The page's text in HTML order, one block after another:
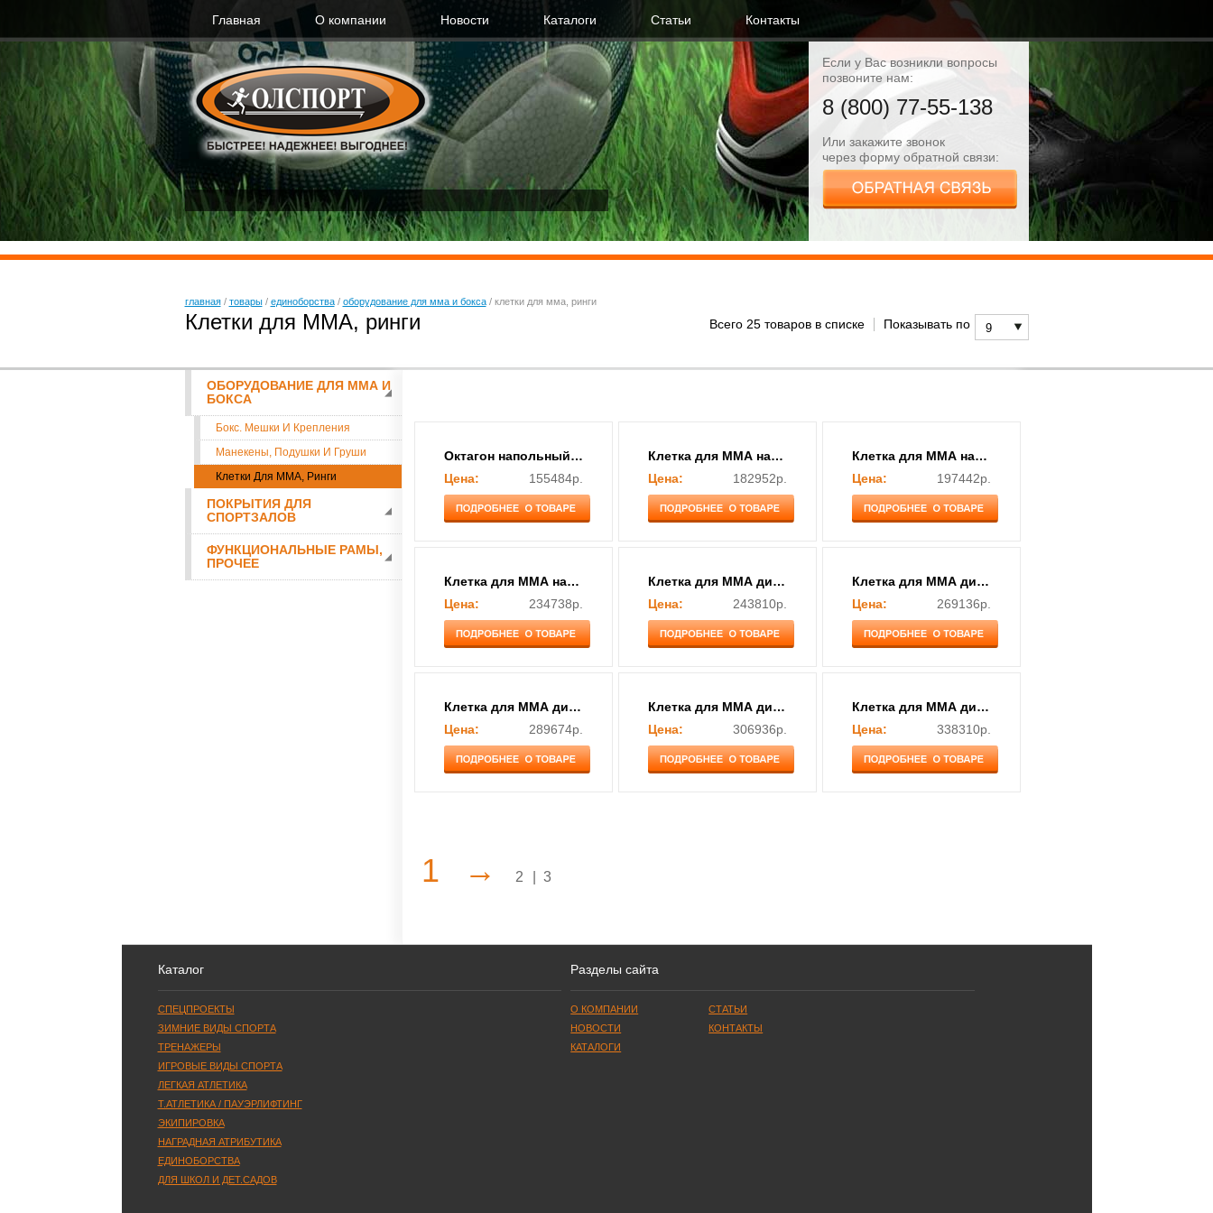
Главная О компании Новости Каталоги Cтатьи Контакты
Если у Вас возникли вопросы
позвоните нам:
8 (800) 77-55-138
Или закажите звонок
через форму обратной связи:
главная/ товары/ единоборства/ оборудование для мма и бокса/ клетки для мма, ринги
Клетки для ММА, ринги Всего 25 товаров в списке Показывать по 9
ОБОРУДОВАНИЕ ДЛЯ ММА И
БОКСА
Бокс. Мешки И Крепления
Манекены, Подушки И Груши
Клетки Для ММА, Ринги
ПОКРЫТИЯ ДЛЯ
СПОРТЗАЛОВ
ФУНКЦИОНАЛЬНЫЕ РАМЫ,
ПРОЧЕЕ
Октагон напольный быстросборный "EasyCage"
Цена:
155484р.
Клетка для ММА напольная 5 м.
Цена:
182952р.
Клетка для ММА напольная 6 м.
Цена:
197442р.
Клетка для ММА напольная 7 м.
Цена:
234738р.
Клетка для ММА диам. 5 м., на малом подиуме 0,5 м.
Цена:
243810р.
Клетка для ММА диам. 6 м., на малом подиуме 0,5 м.
Цена:
269136р.
Клетка для ММА диам. 6,5 м., на малом подиуме 0,5 м.
Цена:
289674р.
Клетка для ММА диам. 7 м., на малом подиуме 0,5 м.
Цена:
306936р.
Клетка для ММА диам. 7 м., на среднем подиуме 0,5 м.
Цена:
338310р.
1 → 2 3
Каталог
СПЕЦПРОЕКТЫ
ЗИМНИЕ ВИДЫ СПОРТА
ТРЕНАЖЕРЫ
ИГРОВЫЕ ВИДЫ СПОРТА
ЛЕГКАЯ АТЛЕТИКА
Т.АТЛЕТИКА / ПАУЭРЛИФТИНГ
ЭКИПИРОВКА
НАГРАДНАЯ АТРИБУТИКА
ЕДИНОБОРСТВА
ДЛЯ ШКОЛ И ДЕТ.САДОВ
Разделы сайта
О КОМПАНИИ
НОВОСТИ
КАТАЛОГИ
CТАТЬИ
КОНТАКТЫ